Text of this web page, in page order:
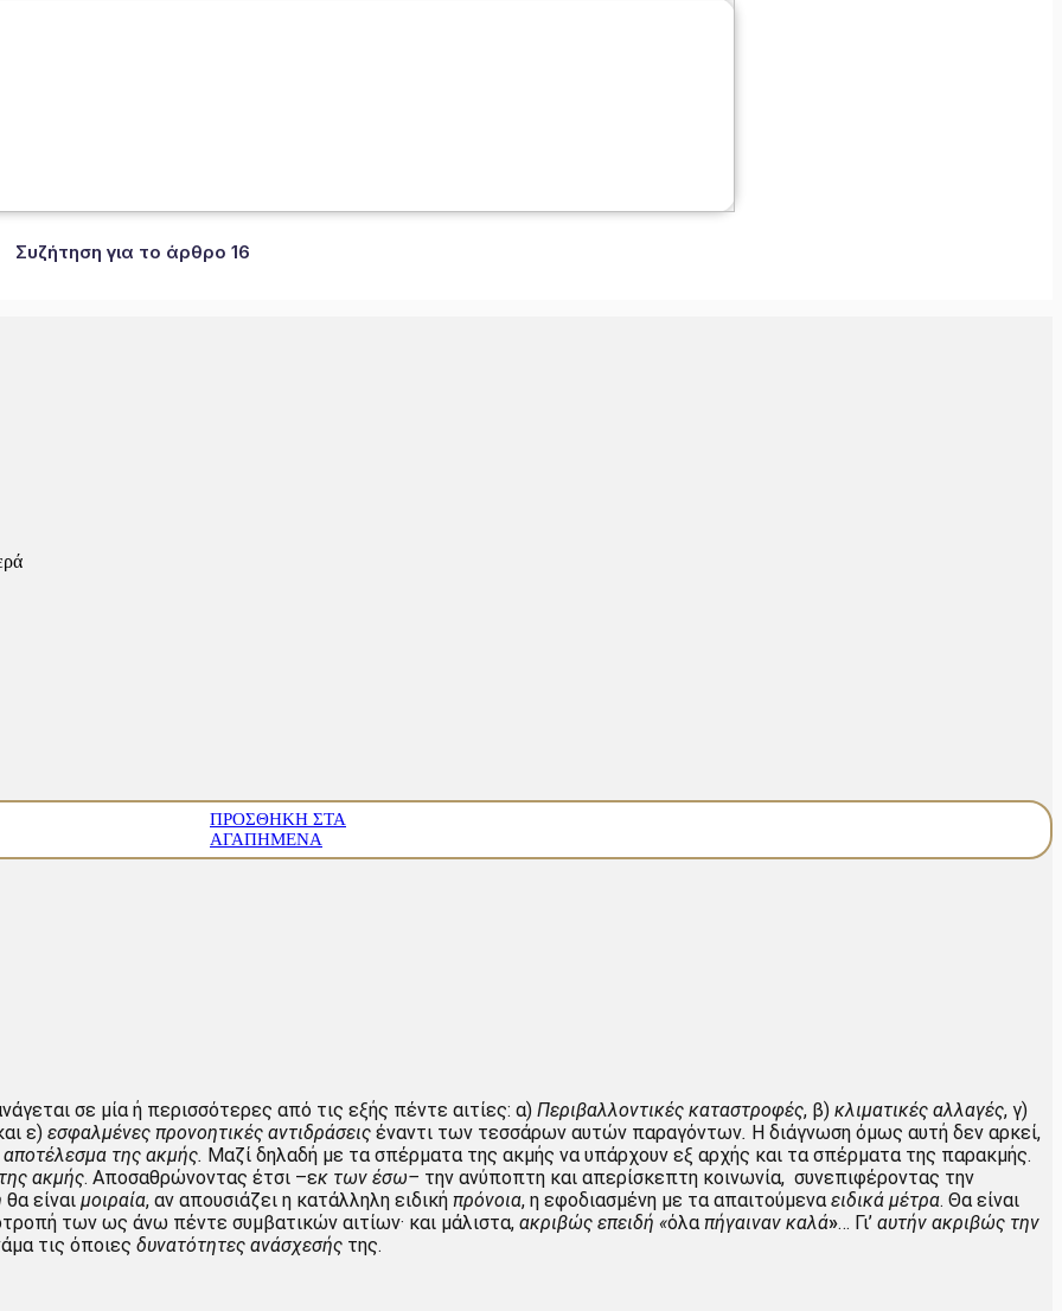
Συζήτηση για το άρθρο 16
ΠΡΟΣΘΉΚΗ ΣΤΑ
ΑΓΑΠΗΜΈΝΑ
σε μία ή περισσότερες από τις εξής πέντε αιτίες: α) Περιβαλλοντικές καταστροφές, β) κλιματικές αλλαγές, γ)
ε) εσφαλμένες προνοητικές αντιδράσεις έναντι των τεσσάρων αυτών παραγόντων. Η διάγνωση όμως αυτή δεν αρκεί,
της ακμής. Μαζί δηλαδή με τα σπέρματα της ακμής να υπάρχουν εξ αρχής και τα σπέρματα της παρακμής.
ακμής. Αποσαθρώνοντας έτσι –εκ των έσω– την ανύποπτη και απερίσκεπτη κοινωνία, συνεπιφέροντας την
θα είναι μοιραία, αν απουσιάζει η κατάλληλη ειδική πρόνοια, η εφοδιασμένη με τα απαιτούμενα ειδικά μέτρα. Θα είναι
των ως άνω πέντε συμβατικών αιτίων· και μάλιστα, ακριβώς επειδή «όλα πήγαιναν καλά»… Γι’ αυτήν ακριβώς την
τις όποιες δυνατότητες ανάσχεσής της.